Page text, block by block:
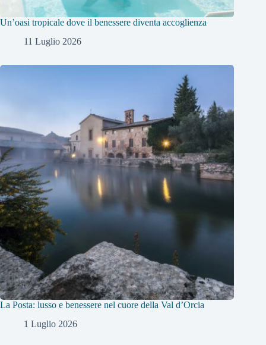
Un’oasi tropicale dove il benessere diventa accoglienza
11 Luglio 2026
La Posta: lusso e benessere nel cuore della Val d’Orcia
1 Luglio 2026